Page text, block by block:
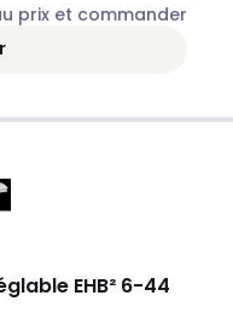
prix et commander
EHB² 6-44